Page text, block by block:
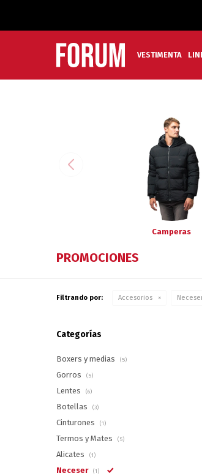
VESTIMENTA
Camperas
PROMOCIONES
Filtrando por: Accesorios
Categorías
Boxers y medias (5)
Gorros (5)
Lentes (6)
Botellas (3)
Cinturones (1)
Termos y Mates (5)
Alicates (1)
Neceser (1)